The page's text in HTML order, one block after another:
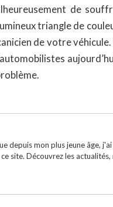
de
triangle de
de votre
depuis mon plus jeune âge,
site. Découvrez les